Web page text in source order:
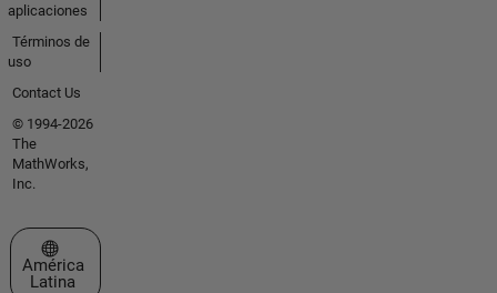
aplicaciones
Términos de
uso
Contact Us
© 1994-2026
The
MathWorks,
Inc.
Seleccione un país/idioma
América
Latina